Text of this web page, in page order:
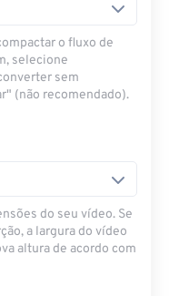
o fluxo de
selecione
sem
(não recomendado).
do seu vídeo. Se
a largura do vídeo
altura de acordo com